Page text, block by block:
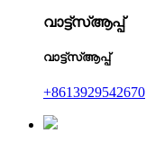
വാട്ട്‌സ്ആപ്പ്
വാട്ട്‌സ്ആപ്പ്
+8613929542670